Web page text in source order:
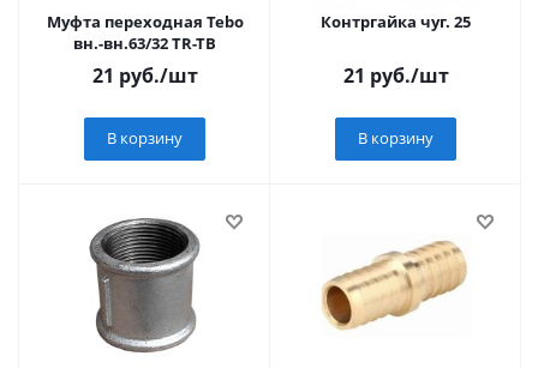
Муфта переходная Tebo
вн.-вн.63/32 TR-TB
21 руб./шт
В корзину
Контргайка чуг. 25
21 руб./шт
В корзину